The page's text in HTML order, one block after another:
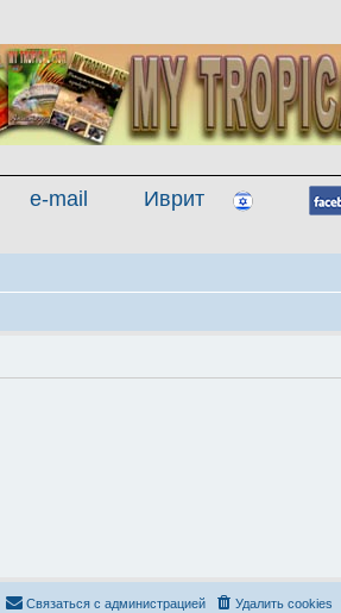
e-mail Иврит
Удалить cookies
Связаться с администрацией